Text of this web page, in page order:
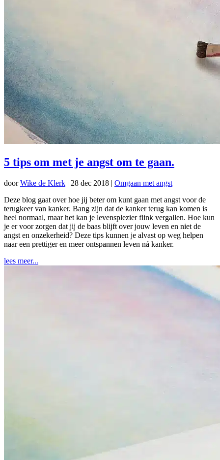
5 tips om met je angst om te gaan.
doorWike de Klerk | 28 dec 2018 | Omgaan met angst
Deze blog gaat over hoe jij beter om kunt gaan met angst voor de
terugkeer van kanker. Bang zijn dat de kanker terug kan komen is
heel normaal, maar het kan je levensplezier flink vergallen. Hoe kun
je er voor zorgen dat jij de baas blijft over jouw leven en niet de
angst en onzekerheid? Deze tips kunnen je alvast op weg helpen
naar een prettiger en meer ontspannen leven ná kanker.
lees meer...